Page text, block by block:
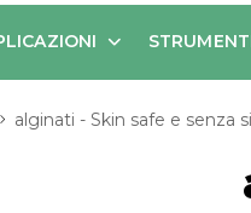
alginati - Skin safe e senza